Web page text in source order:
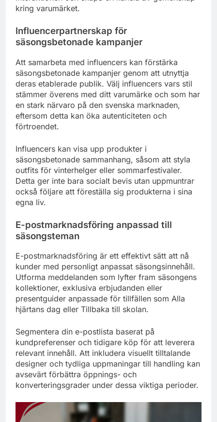
kring varumärket.
Influencerpartnerskap för
säsongsbetonade kampanjer
Att samarbeta med influencers kan förstärka
säsongsbetonade kampanjer genom att utnyttja
deras etablerade publik. Välj influencers vars stil
stämmer överens med ditt varumärke och som har
en stark närvaro på den svenska marknaden,
eftersom detta kan öka autenticiteten och
förtroendet.
Influencers kan visa upp produkter i
säsongsbetonade sammanhang, såsom att styla
outfits för vinterhelger eller sommarfestivaler.
Detta ger inte bara socialt bevis utan uppmuntrar
också följare att föreställa sig produkterna i sina
egna liv.
E-postmarknadsföring anpassad till
säsongsteman
E-postmarknadsföring är ett effektivt sätt att nå
kunder med personligt anpassat säsongsinnehåll.
Utforma meddelanden som lyfter fram säsongens
kollektioner, exklusiva erbjudanden eller
presentguider anpassade för tillfällen som Alla
hjärtans dag eller Tillbaka till skolan.
Segmentera din e-postlista baserat på
kundpreferenser och tidigare köp för att leverera
relevant innehåll. Att inkludera visuellt tilltalande
designer och tydliga uppmaningar till handling kan
avsevärt förbättra öppnings- och
konverteringsgrader under dessa viktiga perioder.